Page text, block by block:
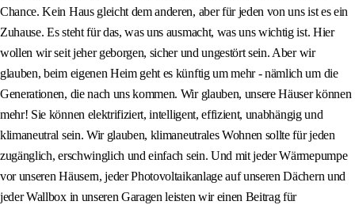
Chance. Kein Haus gleicht dem anderen, aber für jeden von uns ist es ein
Zuhause. Es steht für das, was uns ausmacht, was uns wichtig ist. Hier
wollen wir seit jeher geborgen, sicher und ungestört sein. Aber wir
glauben, beim eigenen Heim geht es künftig um mehr - nämlich um die
Generationen, die nach uns kommen. Wir glauben, unsere Häuser können
mehr! Sie können elektrifiziert, intelligent, effizient, unabhängig und
klimaneutral sein. Wir glauben, klimaneutrales Wohnen sollte für jeden
zugänglich, erschwinglich und einfach sein. Und mit jeder Wärmepumpe
vor unseren Häusern, jeder Photovoltaikanlage auf unseren Dächern und
jeder Wallbox in unseren Garagen leisten wir einen Beitrag für